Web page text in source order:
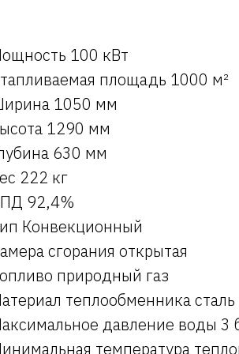
100 кВт
площадь 1000 м²
1050 мм
1290 мм
630 мм
222 кг
92,4%
Конвекционный
сгорания открытая
природный газ
теплообменника сталь
давление воды 3
температура